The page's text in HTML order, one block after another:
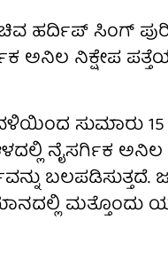
ಹರ್ದಿಪ್ ಸಿಂಗ್
ಅನಿಲ ನಿಕ್ಷೇಪ
ಸುಮಾರು
ನೈಸರ್ಗಿಕ
ಬಲಪಡಿಸುತ್ತದೆ.
ಮತ್ತೊಂದು